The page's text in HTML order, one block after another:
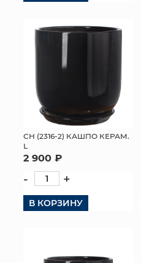
СН (2316-2) КАШПО КЕРАМ.
L
2 900 ₽
- +
В КОРЗИНУ